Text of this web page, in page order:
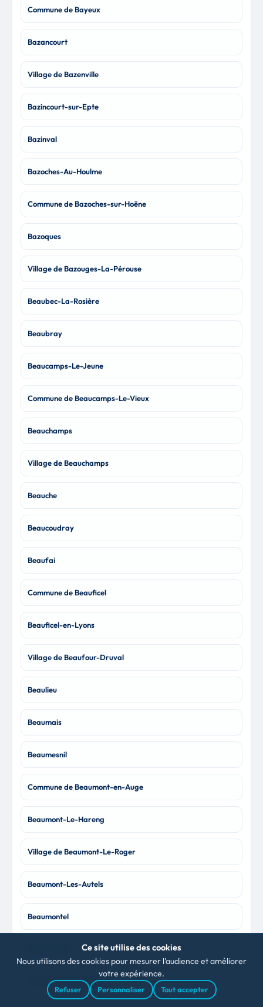
Commune de Bayeux
Bazancourt
Village de Bazenville
Bazincourt-sur-Epte
Bazinval
Bazoches-Au-Houlme
Commune de Bazoches-sur-Hoëne
Bazoques
Village de Bazouges-La-Pérouse
Beaubec-La-Rosière
Beaubray
Beaucamps-Le-Jeune
Commune de Beaucamps-Le-Vieux
Beauchamps
Village de Beauchamps
Beauche
Beaucoudray
Beaufai
Commune de Beauficel
Beauficel-en-Lyons
Village de Beaufour-Druval
Beaulieu
Beaumais
Beaumesnil
Commune de Beaumont-en-Auge
Beaumont-Le-Hareng
Village de Beaumont-Le-Roger
Beaumont-Les-Autels
Beaumontel
Commune de Beaussault
Ce site utilise des cookies
Nous utilisons des cookies pour mesurer l'audience et améliorer
votre expérience.
Refuser Personnaliser Tout accepter